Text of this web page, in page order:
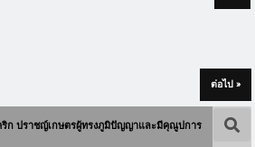
ต่อไป »
ริก ปราชญ์เกษตรผู้ทรงภูมิปัญญาและมีคุณูปการ